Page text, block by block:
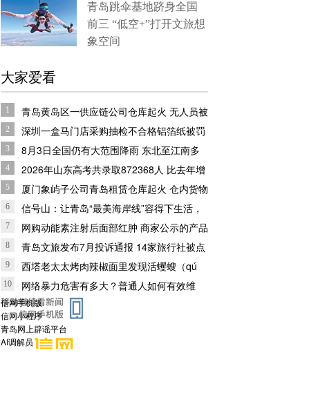
青岛跳伞基地跻身全国
前三 “低空+”打开文旅想
象空间
大家爱看
1
青岛黄岛区一供应链公司仓库起火 无人员被
困和伤亡
2
深圳一盒马门店采购抽检不合格铝箔纸被罚
企业罚款500元相关责任人罚款50元
3
8月3日全国仍有大范围降雨 东北至江南多
地高温闷热持续
4
2026年山东高考共录取872368人 比去年增
加2.7万余人
5
厦门象屿子公司青岛租赁仓库起火 仓内货物
足额投保，理赔工作推进中
6
信号山：让青岛“最美海岸线”容得下生活，
也留得住风景
7
网购动能素注射后面部红肿 商家公示的产品
备案编号张冠李戴且已注销
8
青岛文旅发布7月投诉通报 14家旅行社被点
名曝光
9
西塔老太太烤肉辣椒面里发现活蠼螋（qú
sōu） 店方赔了一千元又请顾客再吃一顿
10
网络暴力危害有多大？普通人如何有效维
权？专家解读
信网手机版
信网小程序
青岛网上辟谣平台
AI调解员